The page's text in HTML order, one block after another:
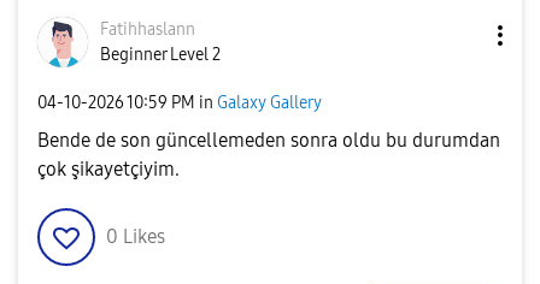
Fatihhaslann
Beginner Level 2
‎04-10-202610:59 PM in Galaxy Gallery
Bende de son güncellemeden sonra oldu bu durumdan
çok şikayetçiyim.
0 Likes